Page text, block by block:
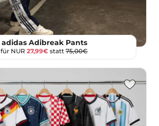
adidas Adibreak Pants
für NUR 27,99€ statt 75,00€